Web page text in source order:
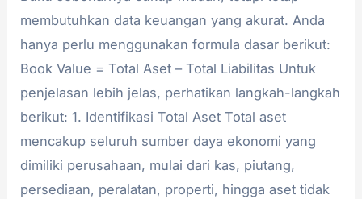
membutuhkan data keuangan yang akurat. Anda
hanya perlu menggunakan formula dasar berikut:
Book Value = Total Aset – Total Liabilitas Untuk
penjelasan lebih jelas, perhatikan langkah-langkah
berikut: 1. Identifikasi Total Aset Total aset
mencakup seluruh sumber daya ekonomi yang
dimiliki perusahaan, mulai dari kas, piutang,
persediaan, peralatan, properti, hingga aset tidak